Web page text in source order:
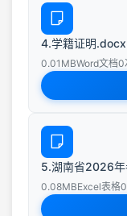
4.学籍证明
0.01MBWord文档0
5.湖南省2026
0.08MBExcel表格